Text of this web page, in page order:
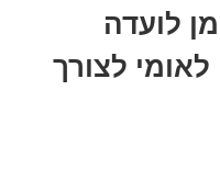
לועדה
לצורך